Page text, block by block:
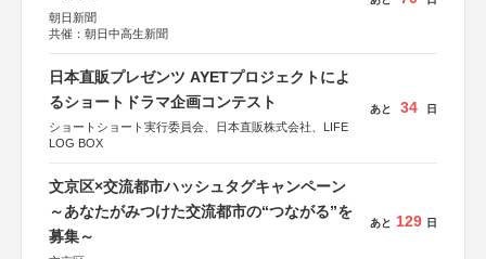
朝日新聞
共催：朝日中高生新聞
日本直販プレゼンツ AYETプロジェクトによ
るショートドラマ企画コンテスト
ショートショート実行委員会、日本直販株式会社、LIFE
LOG BOX
あと 34 日
文京区×交流都市ハッシュタグキャンペーン
～あなたがみつけた交流都市の“つながる”を
募集～
あと 129 日